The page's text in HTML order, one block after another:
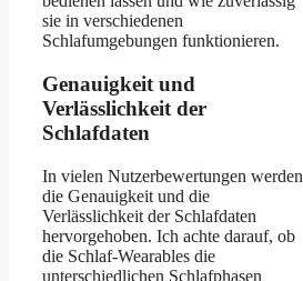
sie in verschiedenen
Schlafumgebungen funktionieren.
Genauigkeit und
Verlässlichkeit der
Schlafdaten
In vielen Nutzerbewertungen werden
die Genauigkeit und die
Verlässlichkeit der Schlafdaten
hervorgehoben. Ich achte darauf, ob
die Schlaf-Wearables die
unterschiedlichen Schlafphasen